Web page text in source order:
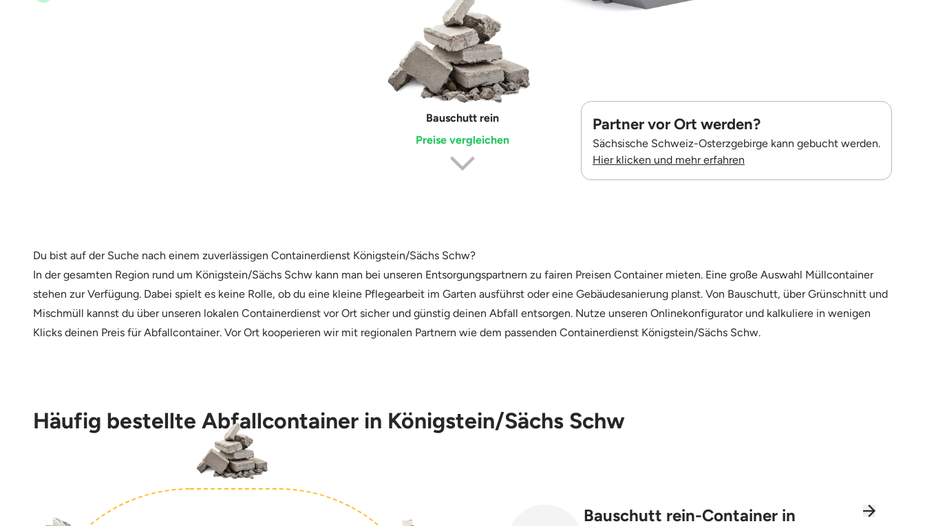
Erdaushub
Preise vergleichen
Partner vor Ort werden?
Sächsische Schweiz-Osterzgebirge kann gebucht werden.
Hier klicken und mehr erfahren
Du bist auf der Suche nach einem zuverlässigen Containerdienst Königstein/Sächs Schw?
In der gesamten Region rund um Königstein/Sächs Schw kann man bei unseren Entsorgungspartnern zu fairen Preisen Container mieten. Eine große Auswahl Müllcontainer
stehen zur Verfügung. Dabei spielt es keine Rolle, ob du eine kleine Pflegearbeit im Garten ausführst oder eine Gebäudesanierung planst. Von Bauschutt, über Grünschnitt und
Mischmüll kannst du über unseren lokalen Containerdienst vor Ort sicher und günstig deinen Abfall entsorgen. Nutze unseren Onlinekonfigurator und kalkuliere in wenigen
Klicks deinen Preis für Abfallcontainer. Vor Ort kooperieren wir mit regionalen Partnern wie dem passenden Containerdienst Königstein/Sächs Schw.
Häufig bestellte Abfallcontainer in Königstein/Sächs Schw
Bauschutt rein-Container in